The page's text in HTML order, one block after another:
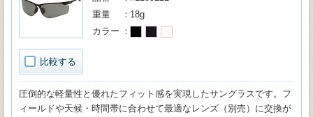
比較する
重量
18g
カラー
圧倒的な軽量性と優れたフィット感を実現したサングラスです。フ
ィールドや天候・時間帯に合わせて最適なレンズ（別売）に交換が